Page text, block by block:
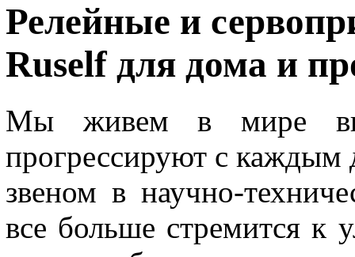
Релейные и
Ruself для дома и
Мы живем в мире
прогрессируют с
звеном в научно-
все больше стремится к